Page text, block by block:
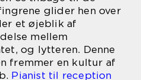
glider hen over
et øjeblik af
mellem
og lytteren. Denne
fremmer en kultur af
Pianist til reception